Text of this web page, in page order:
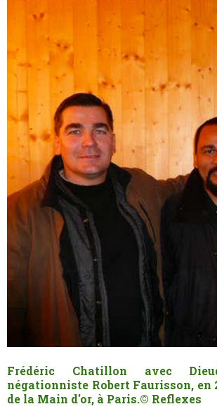
Frédéric Chatillon avec
négationniste Robert Faurisson, en
de la Main d'or, à Paris.© Reflexes